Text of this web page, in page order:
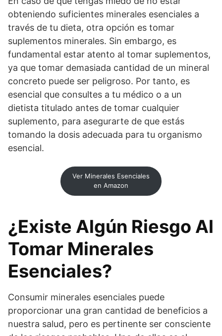
obteniendo suficientes minerales esenciales a
través de tu dieta, otra opción es tomar
suplementos minerales. Sin embargo, es
fundamental estar atento al tomar suplementos,
ya que tomar demasiada cantidad de un mineral
concreto puede ser peligroso. Por tanto, es
esencial que consultes a tu médico o a un
dietista titulado antes de tomar cualquier
suplemento, para asegurarte de que estás
tomando la dosis adecuada para tu organismo
esencial.
Ver Minerales Esenciales
en Amazon
¿Existe Algún Riesgo Al
Tomar Minerales
Esenciales?
Consumir minerales esenciales puede
proporcionar una gran cantidad de beneficios a
nuestra salud, pero es pertinente ser consciente